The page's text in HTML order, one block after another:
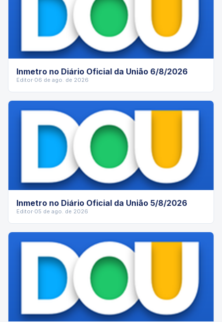
Inmetro no Diário Oficial da União 6/8/2026
Editor·06 de ago. de 2026
Inmetro no Diário Oficial da União 5/8/2026
Editor·05 de ago. de 2026